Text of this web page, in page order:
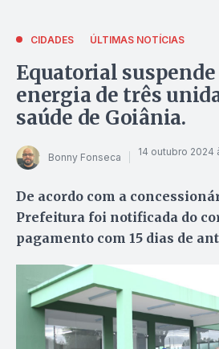
CIDADES ÚLTIMAS NOTÍCIAS
Equatorial
energia de três
saúde de Goiânia.
Bonny Fonseca 14 outubro 2024
De acordo com a
Prefeitura foi notificada do
pagamento com 15 dias de